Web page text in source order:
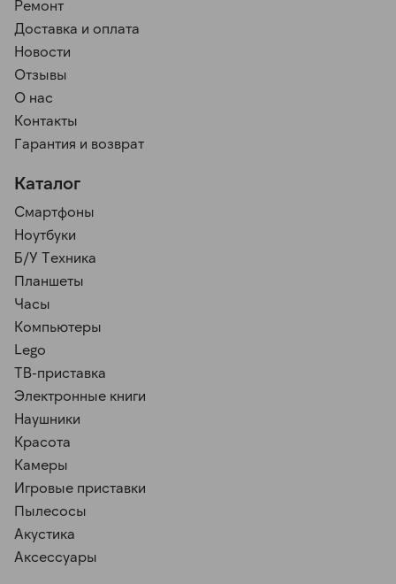
Ремонт
Доставка и оплата
Новости
Отзывы
О нас
Контакты
Гарантия и возврат
Каталог
Смартфоны
Ноутбуки
Б/У Техника
Планшеты
Часы
Компьютеры
Lego
ТВ-приставка
Электронные книги
Наушники
Красота
Камеры
Игровые приставки
Пылесосы
Акустика
Аксессуары